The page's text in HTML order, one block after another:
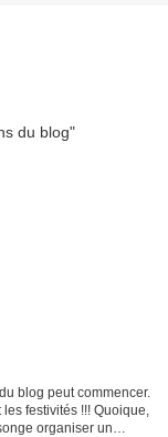
blog peut commencer.
festivités !!! Quoique,
organiser un